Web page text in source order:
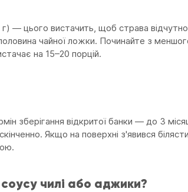
— цього вистачить, щоб страва
чайної ложки. Починайте з
на 15–20 порцій.
зберігання відкритої банки — до 3
Якщо на поверхні з'явився
соусу чилі або аджики?